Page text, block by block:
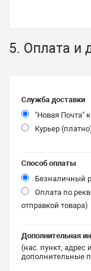
5. Оплата и
Служба доставки
"Новая Почта"
Курьер
Способ оплаты
Безналичный
Оплата по
отправкой товара)
Дополнительная
(нас. пункт, адрес
дополнительные